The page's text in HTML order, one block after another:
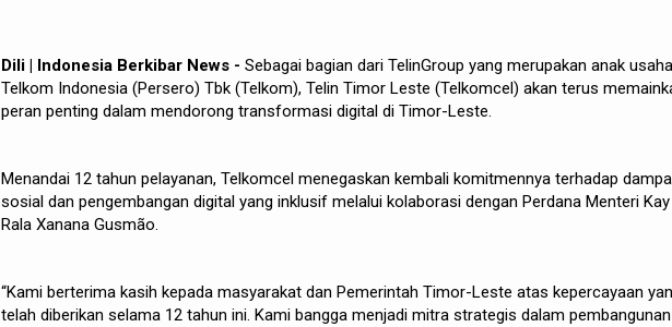
Dili | Indonesia Berkibar News - Sebagai bagian dari TelinGroup yang merupakan anak
Telkom Indonesia (Persero) Tbk (Telkom), Telin Timor Leste (Telkomcel) akan terus
peran penting dalam mendorong transformasi digital di Timor-Leste.
Menandai 12 tahun pelayanan, Telkomcel menegaskan kembali komitmennya terhadap
sosial dan pengembangan digital yang inklusif melalui kolaborasi dengan Perdana Menteri Kay
Rala Xanana Gusmão.
“Kami berterima kasih kepada masyarakat dan Pemerintah Timor-Leste atas kepercayaan
telah diberikan selama 12 tahun ini. Kami bangga menjadi mitra strategis dalam pembangunan